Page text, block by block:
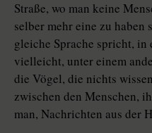
Straße, wo man keine
selber mehr eine zu haben
gleiche Sprache spricht, in
vielleicht, unter einem
die Vögel, die nichts
zwischen den Menschen,
man, Nachrichten aus der